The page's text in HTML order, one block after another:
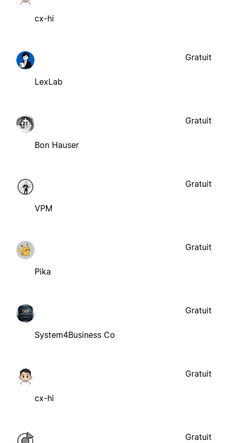
cx-hi
LexLab
Gratuit
Bon Hauser
Gratuit
VPM
Gratuit
Pika
Gratuit
System4Business Co
Gratuit
cx-hi
Gratuit
Gratuit